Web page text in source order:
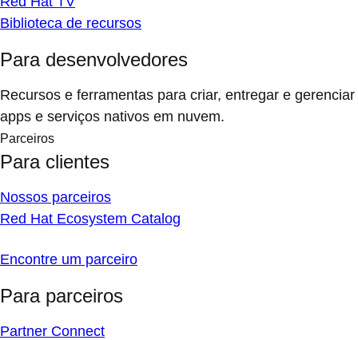
Biblioteca de recursos
Para desenvolvedores
Recursos e ferramentas para criar, entregar e gerenciar
apps e serviços nativos em nuvem.
Parceiros
Para clientes
Nossos parceiros
Red Hat Ecosystem Catalog
Encontre um parceiro
Para parceiros
Partner Connect